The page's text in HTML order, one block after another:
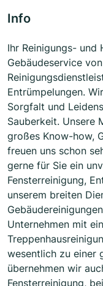
Info
Ihr Reinigungs- und
Gebäudeservice
Entrümpelungen.
Sorgfalt und
Sauberkeit. Unsere
großes Know-how,
freuen uns schon
gerne für Sie ein
Fensterreinigung,
unserem breiten
Unternehmen mit
wesentlich zu einer
übernehmen wir
Fensterreinigung,